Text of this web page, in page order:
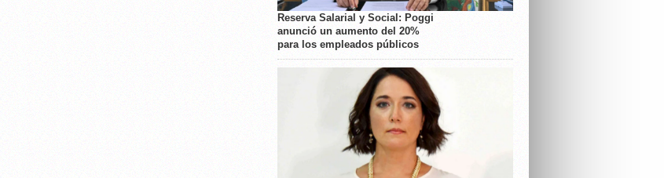
Reserva Salarial y Social: Poggi
anunció un aumento del 20%
para los empleados públicos